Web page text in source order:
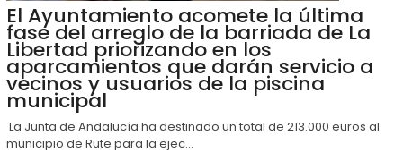
El Ayuntamiento acomete la última
fase del arreglo de la barriada de La
Libertad priorizando en los
aparcamientos que darán servicio a
vecinos y usuarios de la piscina
municipal
La Junta de Andalucía ha destinado un total de 213.000 euros al
municipio de Rute para la ejec...